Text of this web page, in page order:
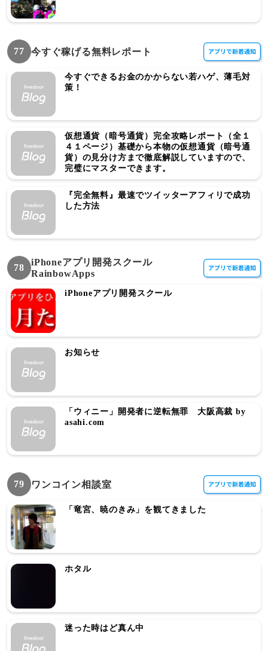
77 今すぐ稼げる無料レポート
今すぐできるお金のかからない若ハゲ、薄毛対
策！
仮想通貨（暗号通貨）完全攻略レポート（全１
４１ページ）基礎から本物の仮想通貨（暗号通
貨）の見分け方まで徹底解説していますので、
完璧にマスターできます。
『完全無料』最速でツイッターアフィリで成功
した方法
78
iPhoneアプリ開発スクール
RainbowApps
iPhoneアプリ開発スクール
お知らせ
「ウィニー」開発者に逆転無罪 大阪高裁 by
asahi.com
79 ワンコイン相談室
「竜宮、暁のきみ」を観てきました
ホタル
迷った時はど真ん中